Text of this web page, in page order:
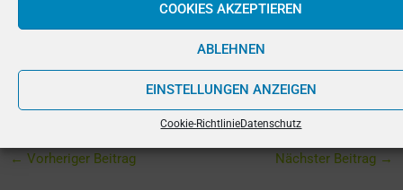
COOKIES AKZEPTIEREN
ABLEHNEN
EINSTELLUNGEN ANZEIGEN
Cookie-RichtlinieDatenschutz
Validierung der Starkregenmodellierung genutzt,
welche durch den Verbundprojektpartner geomer
← Vorheriger Beitrag Nächster Beitrag →